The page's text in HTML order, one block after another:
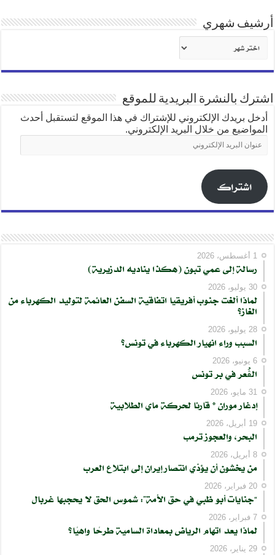
أرشيف شهري
شهري
اشترك بالنشرة البريدية للموقع
أدخل بريدك الإلكتروني للإشتراك في هذا الموقع لتستقبل أحدث
المواضيع من خلال البريد الإلكتروني.
عنوان
البريد
اشتراك
1 أغسطس، 2026
رسالة إلى عمي تبون (هكذا يناديه الدزيرية)
30 يوليو، 2026
لماذا ألغت جنوب أفريقيا اتفاقية السفن العائمة لتوليد الكهرباء من
الغاز؟
28 يوليو، 2026
السبب وراء انهيار الكهرباء في تونس؟
6 يونيو، 2026
الڨُعر في بر تونس
31 مايو، 2026
إدغار موران * قارئا لحركة ماي الطلابية
19 أبريل، 2026
البحر، والعجوز ترمب
8 أبريل، 2026
من يخشون أن يؤدّي انتصار إيران إلى ابتلاع العرب
20 فبراير، 2026
“جنايات أبو ظبي في حق الأمة”: شموس الحق لا يحجبها غربال
7 فبراير، 2026
لماذا يعد اتهام الرياض بمعاداة السامية طرحًا واهيًا؟
29 يناير، 2026